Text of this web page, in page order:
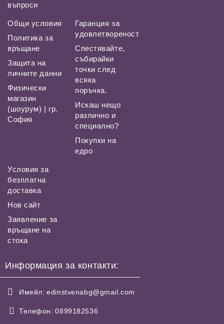
въпроси
Общи условия
Политика за
връщане
Защита на
личните данни
Физически
магазин
(шоурум) | гр.
София
Гаранция за
удовлетвореност
Спестявайте,
събирайки
точки след
всяка
поръчка.
Искаш нещо
различно и
специално?
Покупки на
едро
Условия за
безплатна
доставка
Нов сайт
Заявление за
връщане на
стока
Информация за контакти:
Имейл: edinstvenabg@gmail.com
Телефон: 0899182536